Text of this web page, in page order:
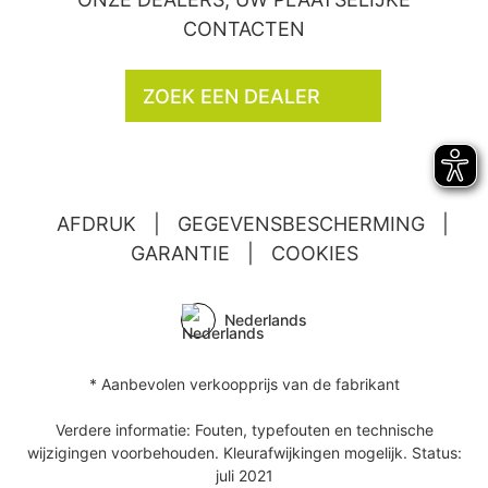
CONTACTEN
ZOEK EEN DEALER
AFDRUK GEGEVENSBESCHERMING
GARANTIE
COOKIES
Nederlands
* Aanbevolen verkoopprijs van de fabrikant
Verdere informatie: Fouten, typefouten en technische
wijzigingen voorbehouden. Kleurafwijkingen mogelijk. Status:
juli 2021